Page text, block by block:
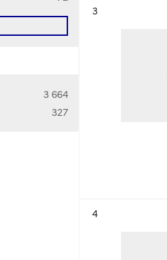
3 664
327
3
4